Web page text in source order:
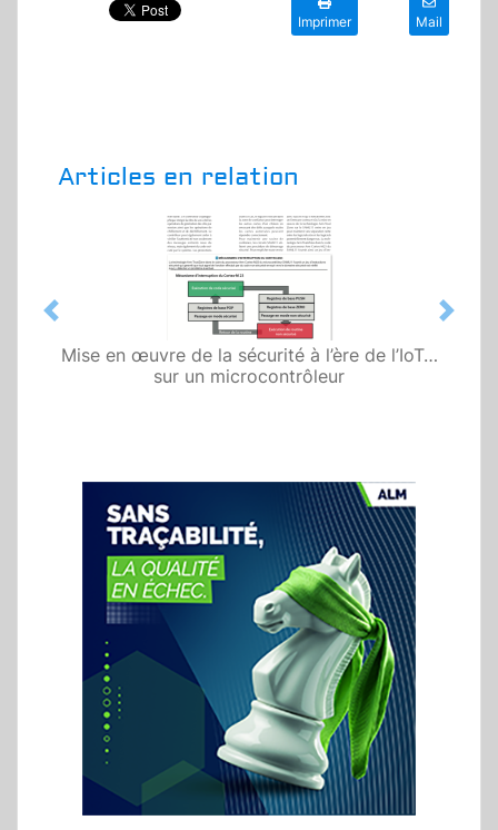
Imprimer Mail
Articles en relation
Des éléments sécurisés matériels
préconfigurés en usine pour des réseaux IoT